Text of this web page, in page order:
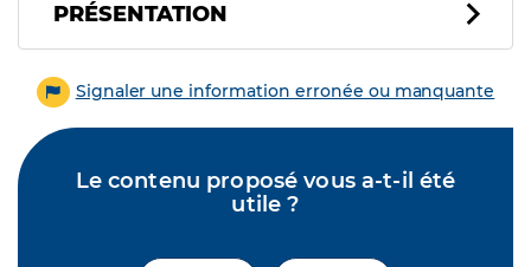
PRÉSENTATION
Signaler une information erronée ou manquante
Le contenu proposé vous a-t-il été
utile ?